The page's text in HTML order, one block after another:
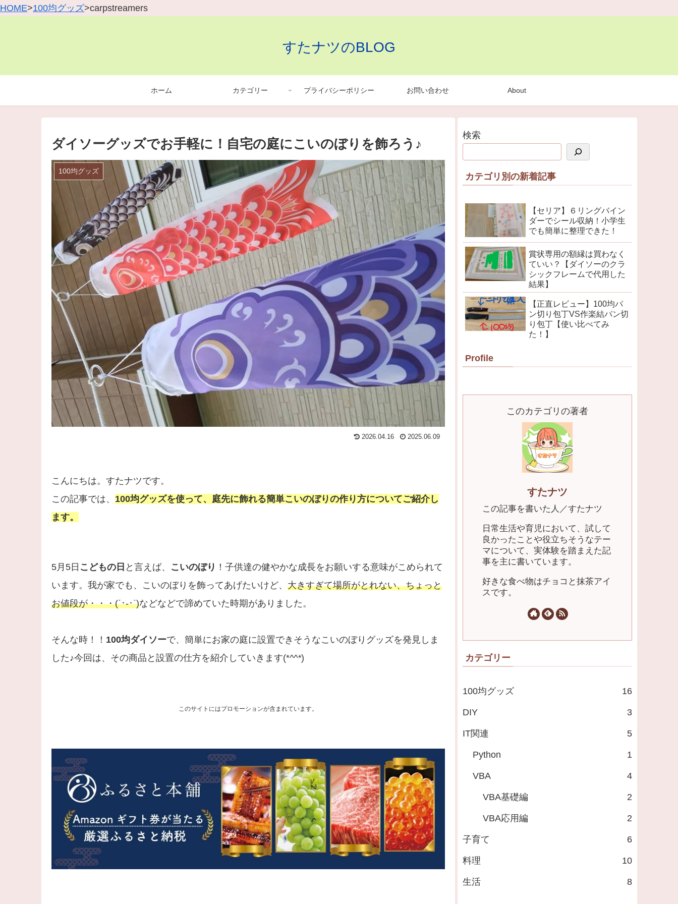
HOME>100均グッズ>carpstreamers
すたナツのBLOG
ホーム カテゴリー プライバシーポリシー お問い合わせ About
ダイソーグッズでお手軽に！自宅の庭にこいのぼりを飾ろう♪
100均グッズ
2026.04.16 2025.06.09
こんにちは。すたナツです。
この記事では、 100均グッズを使って、 庭先に飾れる簡単こいのぼりの作り方についてご紹介し
ます。
5月5日 こどもの日 と言えば、 こいのぼり ！子供達の健やかな成長をお願いする意味がこめられて
います。我が家でも、こいのぼりを飾ってあげたいけど、 大きすぎて場所がとれない、ちょっと
お値段が・・・(ˊ･-･ˋ)などなどで諦めていた時期がありました。
そんな時！！ 100均ダイソーで、簡単にお家の庭に設置できそうなこいのぼりグッズを発見しま
した♪今回は、その商品と設置の仕方を紹介していきます(*^^*)
このサイトにはプロモーションが含まれています。
検索
カテゴリ別の新着記事
【セリア】６リングバイン
ダーでシール収納！小学生
でも簡単に整理できた！
賞状専用の額縁は買わなく
ていい？【ダイソーのクラ
シックフレームで代用した
結果】
【正直レビュー】100均パ
ン切り包丁VS作楽結パン切
り包丁【使い比べてみ
た！】
Profile
このカテゴリの著者
すたナツ
この記事を書いた人／すたナツ
日常生活や育児において、試して
良かったことや役立ちそうなテー
マについて、実体験を踏まえた記
事を主に書いています。
好きな食べ物はチョコと抹茶アイ
スです。
カテゴリー
100均グッズ 16
DIY 3
IT関連 5
Python 1
VBA 4
VBA基礎編 2
VBA応用編 2
子育て 6
料理 10
生活 8